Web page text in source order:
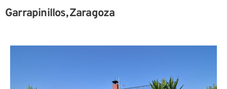
Garrapinillos,Zaragoza